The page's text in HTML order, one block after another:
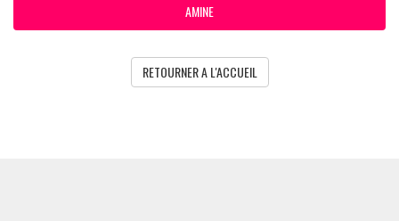
AMINE
RETOURNER A L'ACCUEIL